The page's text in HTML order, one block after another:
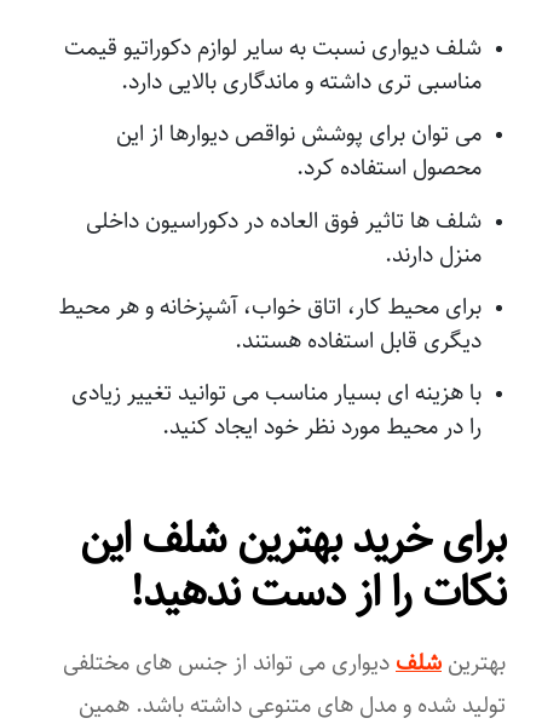
سالن پذیرایی
پذیرایی
اتاق خواب
هال و پذیرایی
ویژگی طبقه دیواری
دارای روکش
شلف دیواری نسبت به سایر لوازم دکوراتیو قیمت
مناسبی تری داشته و ماندگاری بالایی دارد.
می توان برای پوشش نواقص دیوارها از این
محصول استفاده کرد.
شلف ها تاثیر فوق العاده در دکوراسیون داخلی
منزل دارند.
برای محیط کار، اتاق خواب، آشپزخانه و هر محیط
دیگری قابل استفاده هستند.
با هزینه ای بسیار مناسب می توانید تغییر زیادی
را در محیط مورد نظر خود ایجاد کنید.
برای خرید بهترین شلف این
نکات را از دست ندهید!
بهترینشلفدیواری می تواند از جنس های مختلفی
تولید شده و مدل های متنوعی داشته باشد. همین